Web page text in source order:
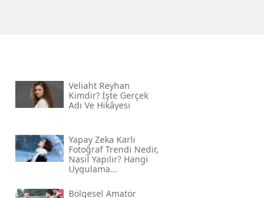
Veliaht Reyhan
Kimdir? İşte Gerçek
Adı Ve Hikâyesi
Yapay Zeka Karlı
Fotoğraf Trendi Nedir,
Nasıl Yapılır? Hangi
Uygulama
Adım Adım Rehber
Bölgesel Amatör